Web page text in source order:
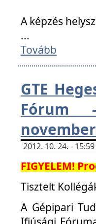
A képzés
...
Tovább
GTE
Fórum
2012. 10. 24. -
FIGYELEM!
Tisztelt
A Gépipari